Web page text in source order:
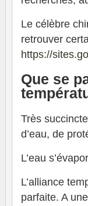
Le célèbre
retrouver
https://
Que se
Très
d’eau, de
L’eau
L’alliance
parfaite. A